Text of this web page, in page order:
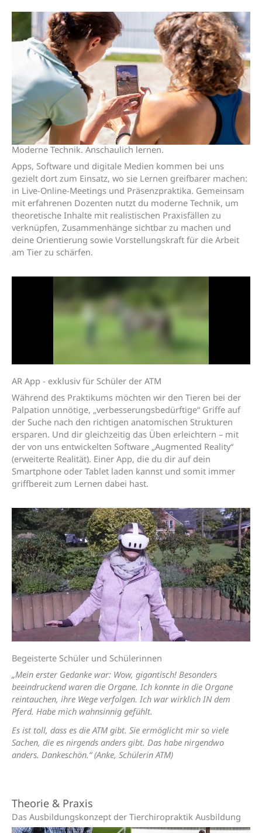
Moderne Technik. Anschaulich lernen.
Apps, Software und digitale Medien kommen bei uns
gezielt dort zum Einsatz, wo sie Lernen greifbarer machen:
in Live-Online-Meetings und Präsenzpraktika. Gemeinsam
mit erfahrenen Dozenten nutzt du moderne Technik, um
theoretische Inhalte mit realistischen Praxisfällen zu
verknüpfen, Zusammenhänge sichtbar zu machen und
deine Orientierung sowie Vorstellungskraft für die Arbeit
am Tier zu schärfen.
AR App - exklusiv für Schüler der ATM
Während des Praktikums möchten wir den Tieren bei der
Palpation unnötige, „verbesserungsbedürftige“ Griffe auf
der Suche nach den richtigen anatomischen Strukturen
ersparen. Und dir gleichzeitig das Üben erleichtern – mit
der von uns entwickelten Software „Augmented Reality“
(erweiterte Realität). Einer App, die du dir auf dein
Smartphone oder Tablet laden kannst und somit immer
griffbereit zum Lernen dabei hast.
Begeisterte Schüler und Schülerinnen
„Mein erster Gedanke war: Wow, gigantisch! Besonders
beeindruckend waren die Organe. Ich konnte in die Organe
reintauchen, ihre Wege verfolgen. Ich war wirklich IN dem
Pferd. Habe mich wahnsinnig gefühlt.
Es ist toll, dass es die ATM gibt. Sie ermöglicht mir so viele
Sachen, die es nirgends anders gibt. Das habe nirgendwo
anders. Dankeschön.“ (Anke, Schülerin ATM)
Theorie & Praxis
Das Ausbildungskonzept der Tierchiropraktik Ausbildung